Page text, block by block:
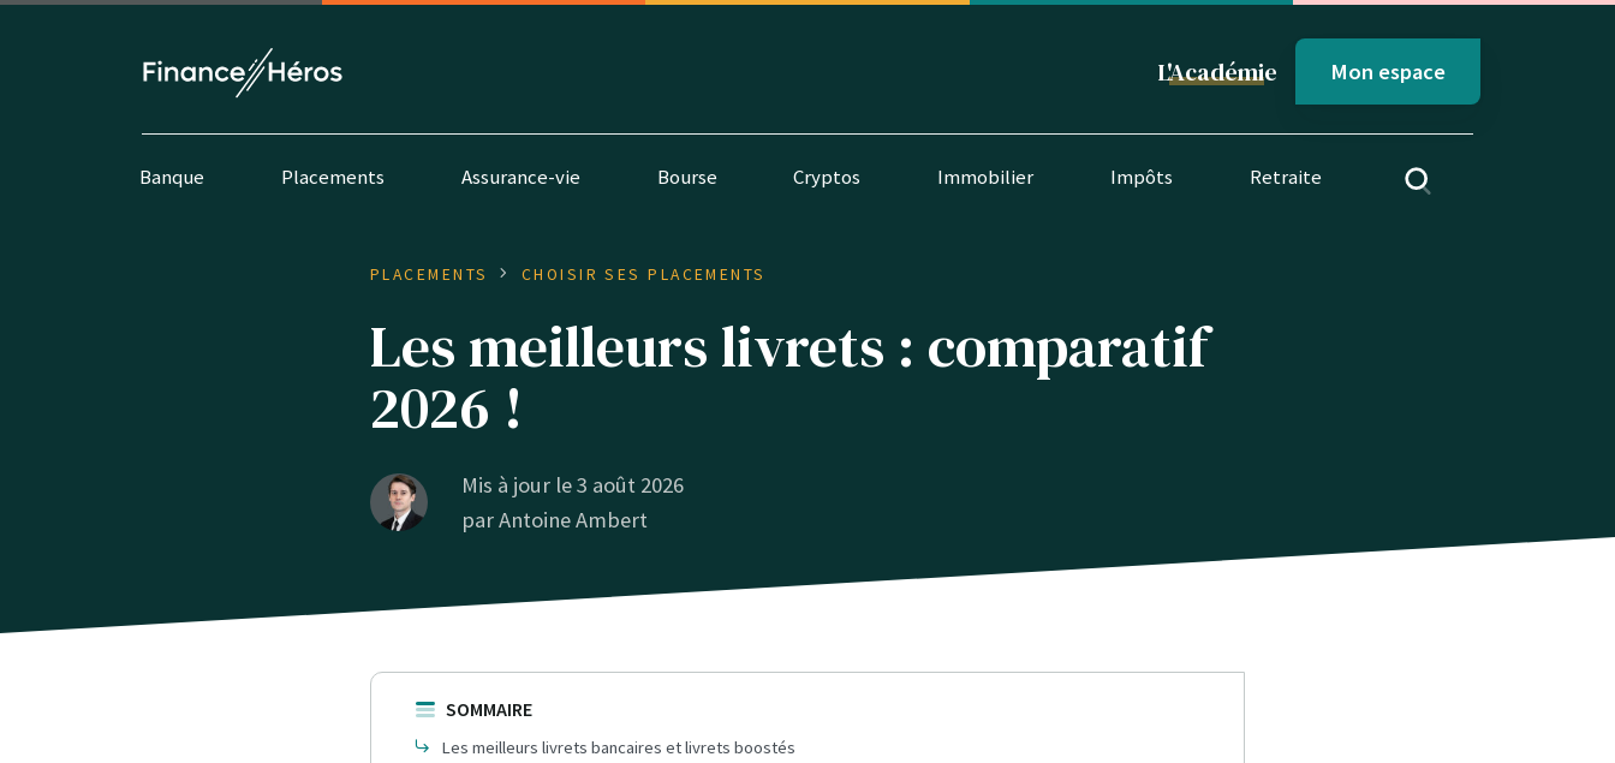
L'Académie Mon espace
Banque Placements Assurance-vie Bourse Cryptos Immobilier Impôts Retraite
PLACEMENTS CHOISIR SES PLACEMENTS
Les meilleurs livrets : comparatif
2026 !
Mis à jour le 3 août 2026
parAntoine Ambert
SOMMAIRE
Les meilleurs livrets bancaires et livrets boostés